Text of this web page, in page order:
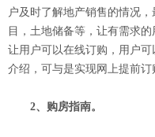
户及时了解地产销售的情况
目，土地储备等，让有需求
让用户可以在线订购，用户
介绍，可与是实现网上提前订
2、购房指南。